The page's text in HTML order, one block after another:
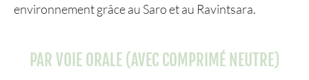
environnement grâce au Saro et au Ravintsara.
PAR VOIE ORALE (AVEC COMPRIMÉ NEUTRE)